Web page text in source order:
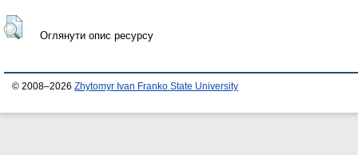
Оглянути опис ресурсу
© 2008–2026 Zhytomyr Ivan Franko State University